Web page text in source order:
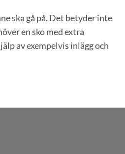
ska gå på. Det betyder inte
en sko med extra
av exempelvis inlägg och